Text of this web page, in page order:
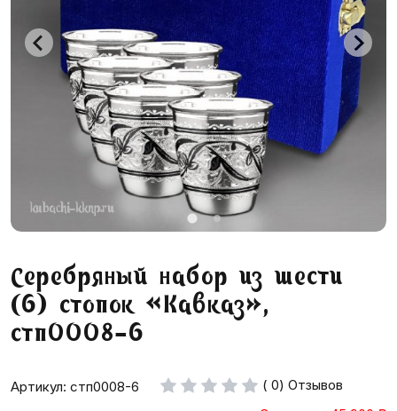
Серебряный набор из шести
(6) стопок «Кавказ»,
стп0008-6
Артикул: стп0008-6 ( 0) Отзывов